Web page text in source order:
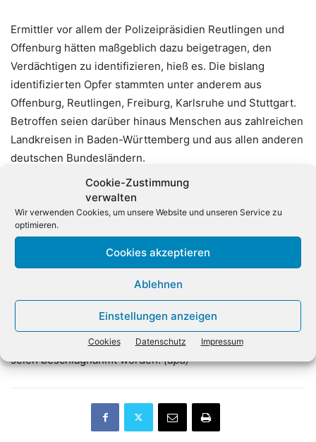
Cookie-Zustimmung
verwalten
Wir verwenden Cookies, um unsere Website und unseren Service zu
optimieren.
Cookies akzeptieren
Ablehnen
Einstellungen anzeigen
Cookies Datenschutz Impressum
Ermittler vor allem der Polizeipräsidien Reutlingen und
Offenburg hätten maßgeblich dazu beigetragen, den
Verdächtigen zu identifizieren, hieß es. Die bislang
identifizierten Opfer stammten unter anderem aus
Offenburg, Reutlingen, Freiburg, Karlsruhe und Stuttgart.
Betroffen seien darüber hinaus Menschen aus zahlreichen
Landkreisen in Baden-Württemberg und aus allen anderen
deutschen Bundesländern.
Bitcoin und Datenträger sichergestellt
Zeitgleich mit der Festnahme seien neben der Wohnung
des Mannes auf Mallorca auch Objekte in Deutschland
durchsucht worden, darunter die von zwei mutmaßlichen
Komplizen aus Kaltenkirchen in Schleswig-Holstein und
Unna in Nordrhein-Westfalen. In der Wohnung des
Hauptverdächtigen auf Mallorca sicherten die Ermittler
Bitcoin im Wert von rund 314.000 Euro. Auch Datenträger
seien beschlagnahmt worden.(dpa)